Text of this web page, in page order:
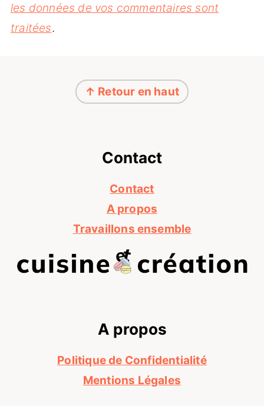
les données de vos commentaires sont
traitées.
↑ Retour en haut
Contact
Contact
A propos
Travaillons ensemble
A propos
Politique de Confidentialité
Mentions Légales